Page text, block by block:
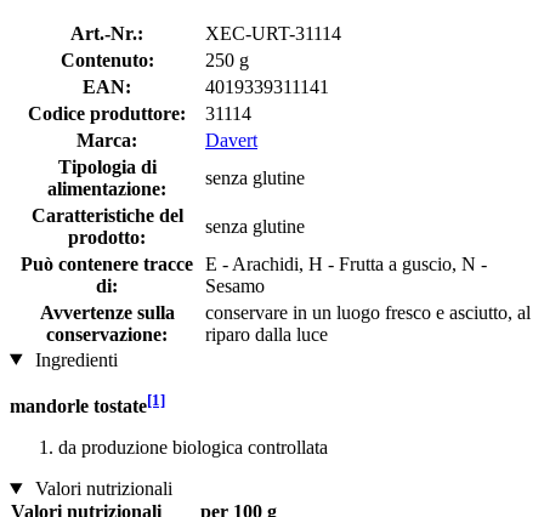
Art.-Nr.:
XEC-URT-31114
Contenuto:
250 g
EAN:
4019339311141
Codice produttore:
31114
Marca:
Davert
Tipologia di
alimentazione:
senza glutine
Caratteristiche del
prodotto:
senza glutine
Può contenere tracce
di:
E - Arachidi, H - Frutta a guscio, N -
Sesamo
Avvertenze sulla
conservazione:
conservare in un luogo fresco e asciutto, al
riparo dalla luce
Ingredienti
mandorle tostate[1]
da produzione biologica controllata
Valori nutrizionali
Valori nutrizionali
per 100 g